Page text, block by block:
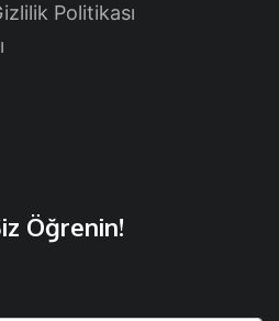
Politikası
Öğrenin!